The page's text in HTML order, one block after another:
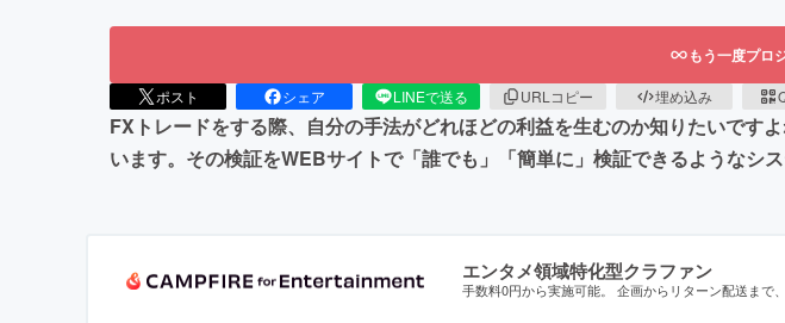
もう一度プロ
ポスト シェア LINEで送る URLコピー 埋め込み
FXトレードをする際、自分の手法がどれほどの利益を生むのか知りたいです
います。その検証をWEBサイトで「誰でも」「簡単に」検証できるようなシ
エンタメ領域特化型クラファン
手数料0円から実施可能。 企画からリターン配送まで